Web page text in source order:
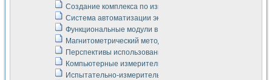
Создание комплекса по измерению скорости подвижного
Система автоматизации экспериментальных
Функциональные модули в стандарте Nl SCXI для
Магнитометрический метод в дефектоскопии сварных
Перспективы использования машинного зрения в
Компьютерные измерительные системы для
Испытательно-измерительный комплекс аппаратуры для